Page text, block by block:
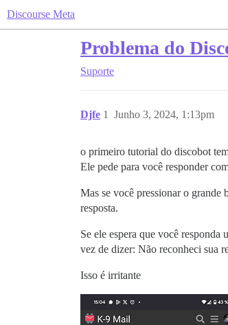
Discourse Meta
Problema do
Suporte
Djfe Junho 3, 2024, 1:13pm
1
o primeiro tutorial do discobot
Ele pede para você responder
Mas se você pressionar o grande
resposta.
Se ele espera que você
vez de dizer: Não reconheci sua
Isso é irritante